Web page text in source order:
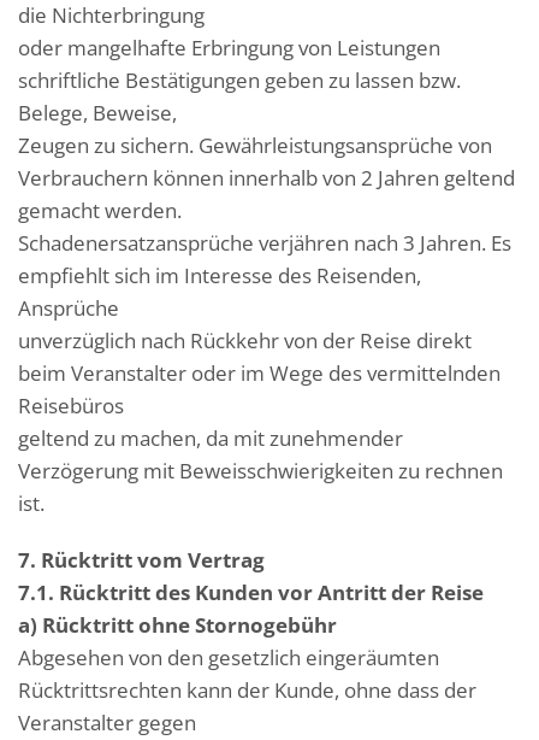
die Nichterbringung
oder mangelhafte Erbringung von Leistungen
schriftliche Bestätigungen geben zu lassen bzw.
Belege, Beweise,
Zeugen zu sichern. Gewährleistungsansprüche von
Verbrauchern können innerhalb von 2 Jahren geltend
gemacht werden.
Schadenersatzansprüche verjähren nach 3 Jahren. Es
empfiehlt sich im Interesse des Reisenden,
Ansprüche
unverzüglich nach Rückkehr von der Reise direkt
beim Veranstalter oder im Wege des vermittelnden
Reisebüros
geltend zu machen, da mit zunehmender
Verzögerung mit Beweisschwierigkeiten zu rechnen
ist.
7. Rücktritt vom Vertrag
7.1. Rücktritt des Kunden vor Antritt der Reise
a) Rücktritt ohne Stornogebühr
Abgesehen von den gesetzlich eingeräumten
Rücktrittsrechten kann der Kunde, ohne dass der
Veranstalter gegen